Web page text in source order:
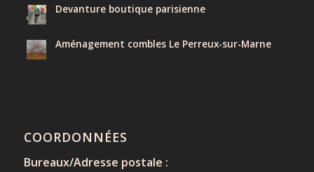
Devanture boutique parisienne
Aménagement combles Le Perreux-sur-Marne
COORDONNÉES
Bureaux/Adresse postale :